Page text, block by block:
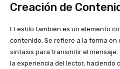
Creación de
El estilo también es un elemento
contenido. Se refiere a la forma en
sintaxis para transmitir el
la experiencia del lector, haciendo